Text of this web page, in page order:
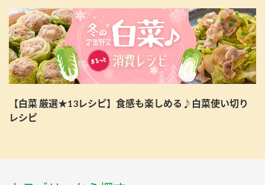
【白菜 厳選★13レシピ】食感も楽しめる♪白菜使い切り
レシピ